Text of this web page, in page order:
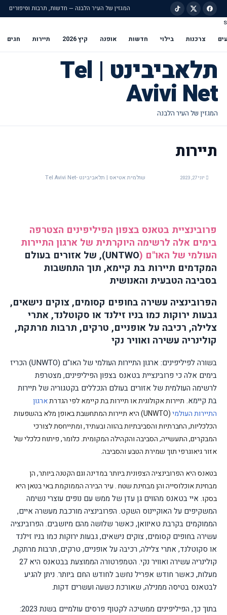
המגזין של העיר הלבנה — חדשות, תרבות וסיפורים
s
צרכנות בילוי חדשות אופנה קיץ 2026 תיירות חגים
תלאביבינט | Tel
Avivi Net
תיירות
יוני 27, 2023 שולמית אטיאס | תלאביבינט -Tel Avivi Net
פרובינציית בטאנס בצפון הפיליפינים הצטרפה
בימים אלה לרשימה היוקרתית של ארגון התיירות
העולמי של האו"ם (UNTWO), של אזורים בעולם
המקדמים תיירות בת קיימא, תוך התחשבות
בסביבה הטבעית והאנושית
הפרובינציה עשירה בחופים קסומים, צוקים נישאים,
גבעות ירוקות כמו בניו זילנד או סקוטלנד, אתרי
צלילה, רכיבה על אופניים, טרקים, תרבות מרתקת,
קולינריה עשירה ואוויר נקי
בשורה לפיליפינים: ארגון התיירות העולמי של האו"ם (UNWTO) הכריז
בימים אלה כי פרובינציית בטאנס בצפון הפיליפינים, מצטרפת
לרשימה העולמית של אזורים בעולם הנכללים בקטגוריה של תיירות
בת קיימא. תיירות אקולוגית או תיירות בת קיימא לפי הגדרתארגון
התיירות העולמי(UNWTO)היא תיירות המתחשבת באופן מלא בהשפעות
הכלכליות, החברתיות והסביבתיות בהווה ובעתיד, ומתייחסת לצורכי
המבקרים, התעשייה, הסביבה והקהילה המקומית. כלומר, פיתוח כלכלי של
אזור גיאוגרפי תוך שמירת הטבע והסביבה.
בטאנס היא הפרובינציה הצפונית ביותר במדינה וגם הקטנה ביותר, הן
מבחינת אוכלוסייה והן מבחינת שטח.עיר הבירההממוקמת באי בטאן היא
בסקו. איי בטאנס מהווים גן עדן של ממש עם נופים עוצרי נשימה
המשקיפים על האוקיינוס השקט. הפרובינציה מורכבת מעשרה איים,
הממוקמים בקרבת טאיוואן, כאשר שלושה מהם מיושבים. הפרובינציה
עשירה בחופים קסומים, צוקים נישאים, גבעות ירוקות כמו בניו זילנד
או סקוטלנד, אתרי צלילה, רכיבה על אופניים, טרקים, תרבות מרתקת,
קולינריה עשירה ואוויר נקי. הטמפרטורה הממוצעת בבטאנס היא 27
מעלות, כאשר חודש אפריל נחשב לחודש החם ביותר. ניתן להגיע
לבטאנס בטיסה ממנילה, שאורכת כשעה ועשרים דקות.
בתוך כך, הפיליפינים ממשיכה לקטוף פרסים עולמיים בשנת 2023: